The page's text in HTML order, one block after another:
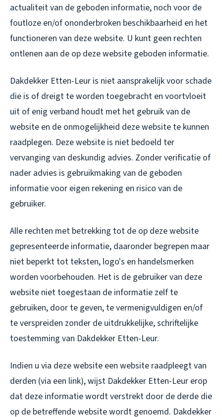
actualiteit van de geboden informatie, noch voor de
foutloze en/of ononderbroken beschikbaarheid en het
functioneren van deze website. U kunt geen rechten
ontlenen aan de op deze website geboden informatie.
Dakdekker Etten-Leur is niet aansprakelijk voor schade
die is of dreigt te worden toegebracht en voortvloeit
uit of enig verband houdt met het gebruik van de
website en de onmogelijkheid deze website te kunnen
raadplegen. Deze website is niet bedoeld ter
vervanging van deskundig advies. Zonder verificatie of
nader advies is gebruikmaking van de geboden
informatie voor eigen rekening en risico van de
gebruiker.
Alle rechten met betrekking tot de op deze website
gepresenteerde informatie, daaronder begrepen maar
niet beperkt tot teksten, logo's en handelsmerken
worden voorbehouden. Het is de gebruiker van deze
website niet toegestaan de informatie zelf te
gebruiken, door te geven, te vermenigvuldigen en/of
te verspreiden zonder de uitdrukkelijke, schriftelijke
toestemming van Dakdekker Etten-Leur.
Indien u via deze website een website raadpleegt van
derden (via een link), wijst Dakdekker Etten-Leur erop
dat deze informatie wordt verstrekt door de derde die
op de betreffende website wordt genoemd. Dakdekker